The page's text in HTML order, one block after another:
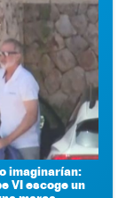
imaginarían:
VI escoge un